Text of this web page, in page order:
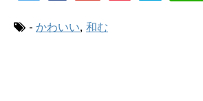
- かわいい, 和む